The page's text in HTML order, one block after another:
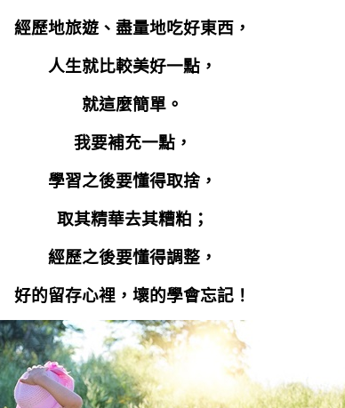
經歷地旅遊、盡量地吃好東西，
人生就比較美好一點，
就這麼簡單。
我要補充一點，
學習之後要懂得取捨，
取其精華去其糟粕；
經歷之後要懂得調整，
好的留存心裡，壞的學會忘記！